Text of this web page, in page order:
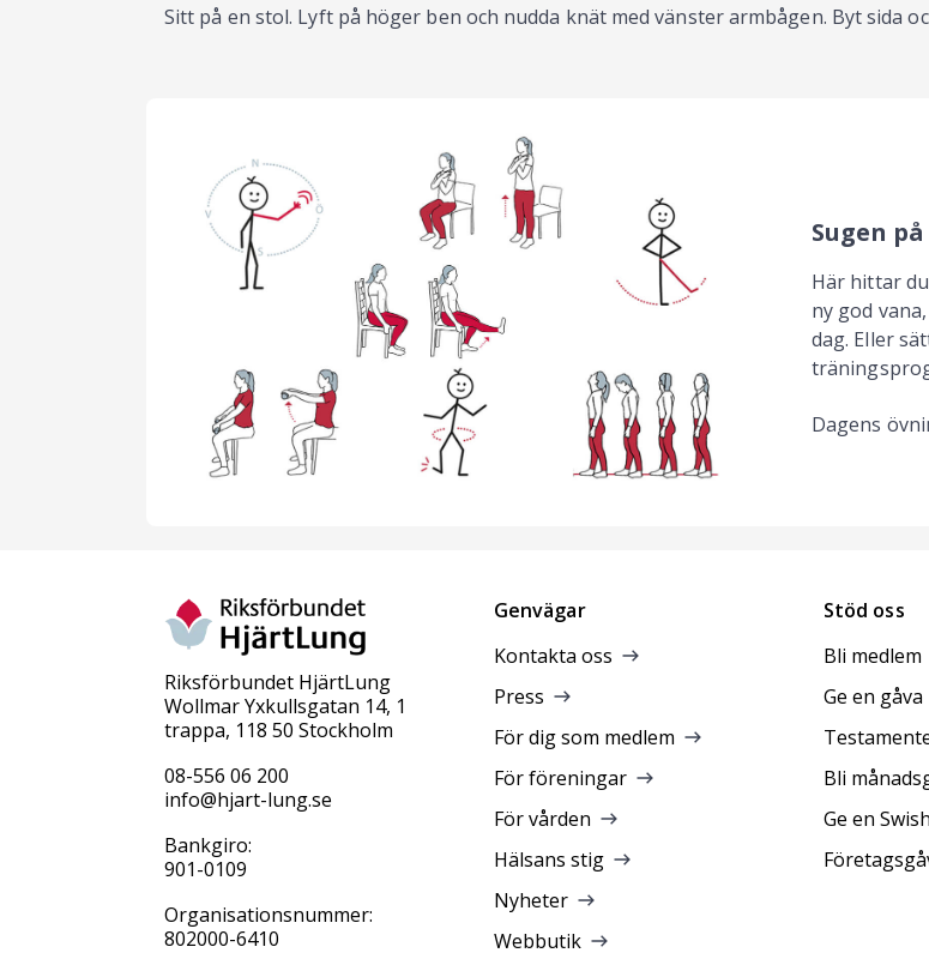
Sitt på en stol. Lyft på höger ben och nudda knät med vänster armbågen. Byt sida
Sugen
Här hittar
ny god
dag. Eller
Dagens
Riksförbundet HjärtLung
Wollmar Yxkullsgatan 14, 1
trappa, 118 50 Stockholm
08-556 06 200
info@hjart-lung.se
Bankgiro:
901-0109
Organisationsnummer:
802000-6410
Genvägar
Kontakta oss
Press
För dig som medlem
För föreningar
För vården
Hälsans stig
Nyheter
Webbutik
Stöd oss
Bli medlem
Ge en gåva
Bli
Ge en